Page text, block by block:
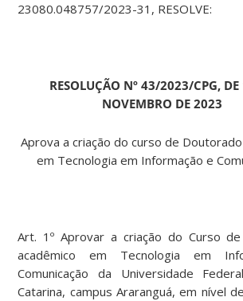
23080.048757/2023-31, RESOLVE:
RESOLUÇÃO Nº 43/2023/CPG, DE
NOVEMBRO DE 2023
Aprova a criação do curso de
em Tecnologia em Informação e
Art. 1º Aprovar a criação do Curso
acadêmico em Tecnologia em
Comunicação da Universidade
Catarina, campus Araranguá, em nível